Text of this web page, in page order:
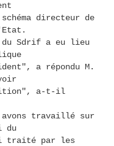
directeur de
Sdrif a eu lieu
a répondu M.
a-t-il
travaillé sur
du
traité par les